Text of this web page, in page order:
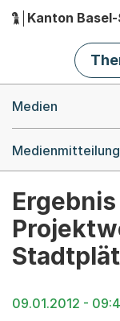
Hauptnavigation
Kanton
Medien
09.01.2012 -